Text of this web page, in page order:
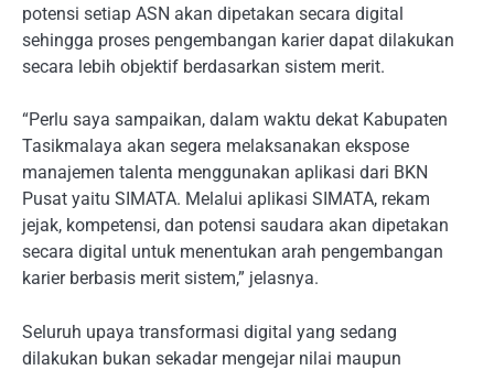
potensi setiap ASN akan dipetakan secara digital
sehingga proses pengembangan karier dapat dilakukan
secara lebih objektif berdasarkan sistem merit.
“Perlu saya sampaikan, dalam waktu dekat Kabupaten
Tasikmalaya akan segera melaksanakan ekspose
manajemen talenta menggunakan aplikasi dari BKN
Pusat yaitu SIMATA. Melalui aplikasi SIMATA, rekam
jejak, kompetensi, dan potensi saudara akan dipetakan
secara digital untuk menentukan arah pengembangan
karier berbasis merit sistem,” jelasnya.
Seluruh upaya transformasi digital yang sedang
dilakukan bukan sekadar mengejar nilai maupun